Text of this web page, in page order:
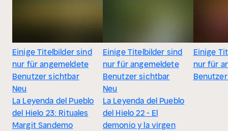
Einige Titelbilder sind
nur für angemeldete
Benutzer sichtbar
Neu
La Leyenda del Pueblo
del Hielo 23: Rituales
Margit Sandemo
Einige Titelbilder sind
nur für angemeldete
Benutzer sichtbar
Neu
La Leyenda del Pueblo
del Hielo 22 - El
demonio y la virgen
Einige
nur für